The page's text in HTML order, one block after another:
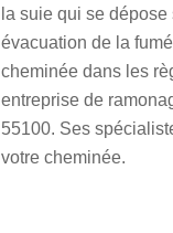
la suie qui se
évacuation de la
cheminée dans les
entreprise de
55100. Ses
votre cheminée.